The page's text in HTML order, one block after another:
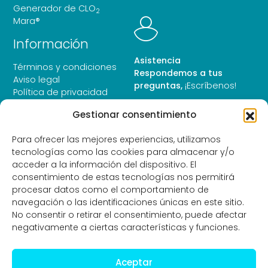
Gestionar consentimiento
Para ofrecer las mejores experiencias, utilizamos
tecnologías como las cookies para almacenar y/o
acceder a la información del dispositivo. El
consentimiento de estas tecnologías nos permitirá
procesar datos como el comportamiento de
navegación o las identificaciones únicas en este sitio.
No consentir o retirar el consentimiento, puede afectar
negativamente a ciertas características y funciones.
Aceptar
Generador de CLO2
Mara®
Información
Términos y condiciones
Aviso legal
Política de privacidad
Asistencia
Respondemos a tus
preguntas, ¡Escríbenos!
Pago seguro
Paga de forma segura y
encriptada.